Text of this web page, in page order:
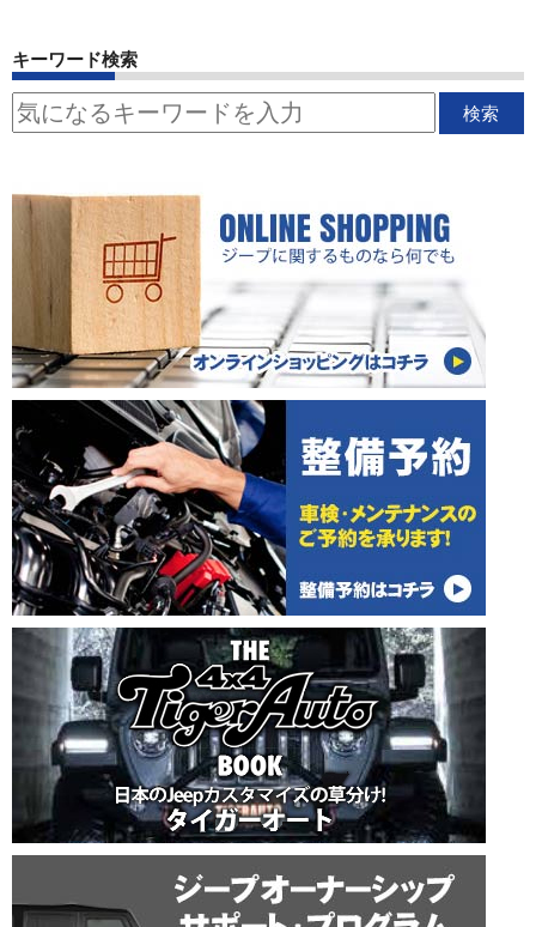
キーワード検索